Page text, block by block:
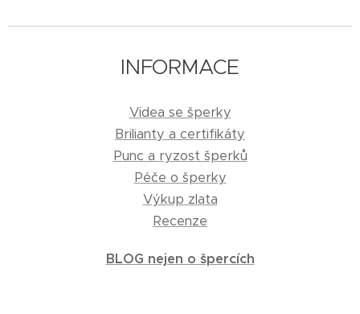
INFORMACE
Videa se šperky
Brilianty a certifikáty
Punc a ryzost šperků
Péče o šperky
Výkup zlata
Recenze
BLOG nejen o špercích